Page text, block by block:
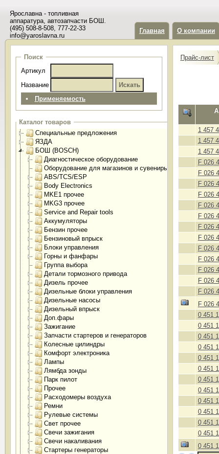
Ярославна - топливная
аппаратура, автозапчасти БОШ.
(495) 508-8-508, 777-22-33
info@yaroslavna.ru
Главная О компании
Поиск
Артикул
Название
Применяемость
Каталог товаров
Специальные предложения
ЯЗДА
БОШ (BOSCH)
Диагностическое оборудование
Оборудование для магазинов и сувениры
ABS/TCS/ESP
Body Electronics
MKE1 прочее
MKG3 прочее
Service and Repair tools
Аккумуляторы
Бензин прочее
Бензиновый впрыск
Блоки управления
Горны и фанфары
Группа выбора
Детали тормозного привода
Дизель прочее
Дизельные блоки управления
Дизельные насосы
Дизельный впрыск
Доп.фары
Зажигание
Запчасти стартеров и генераторов
Колесные цилиндры
Комфорт электроника
Лампы
Лямбда зонды
Парк пилот
Прочее
Расходомеры воздуха
Ремни
Рулевые системы
Свет прочее
Свечи зажигания
Свечи накаливания
Стартеры генераторы
Прайс-лист
1 457
1 457
1 457
F 026
F 026
F 026
F 026
F 026
F 026
F 026
F 026
F 026
F 026
F 026
F 026
F 026
F 026
0 451
0 451
0 451
0 451
0 451
0 451
0 451
0 451
0 451
0 451
0 451
0 451
0 451